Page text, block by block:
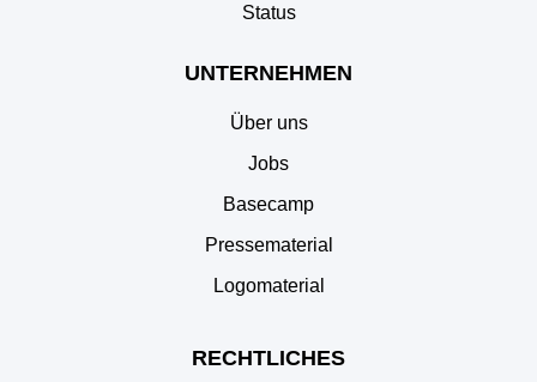
Status
UNTERNEHMEN
Über uns
Jobs
Basecamp
Pressematerial
Logomaterial
RECHTLICHES